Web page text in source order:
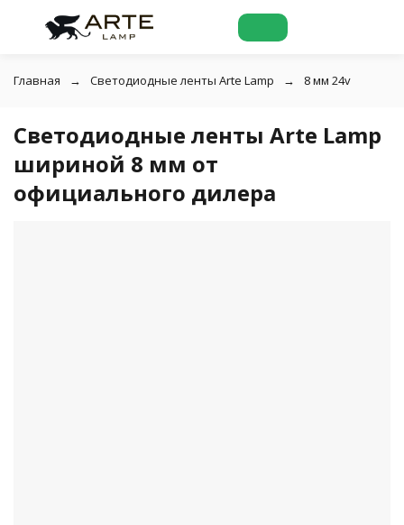
Главная Светодиодные ленты Arte Lamp 8 мм 24v
Светодиодные ленты Arte Lamp
шириной 8 мм от
официального дилера